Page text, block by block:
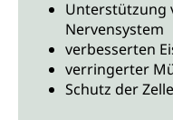
Unterstützung
Nervensystem
verbesserten
verringerter
Schutz der